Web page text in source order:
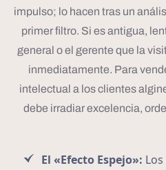
impulso; lo hacen tras un
primer filtro. Si es antigua,
general o el gerente que la
inmediatamente. Para
intelectual a los clientes
debe irradiar excelencia,
El «Efecto Espejo»: